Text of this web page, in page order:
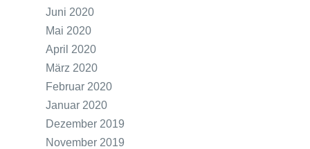
Juni 2020
Mai 2020
April 2020
März 2020
Februar 2020
Januar 2020
Dezember 2019
November 2019